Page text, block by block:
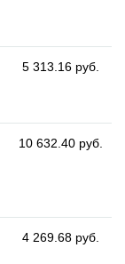
5 313.16 руб.
10 632.40 руб.
4 269.68 руб.